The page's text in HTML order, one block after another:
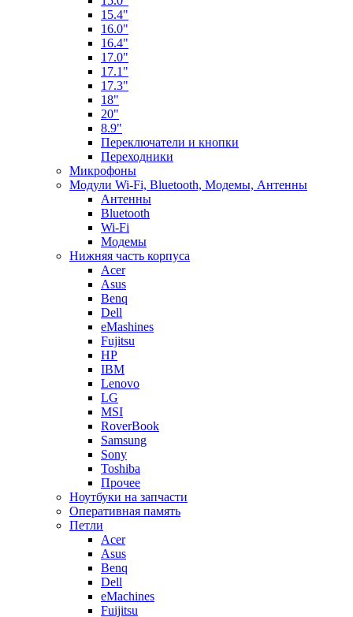
15.4"
16.0"
16.4"
17.0"
17.1"
17.3"
18"
20"
8.9"
Переключатели и кнопки
Переходники
Микрофоны
Модули Wi-Fi, Bluetooth, Модемы, Антенны
Aнтенны
Bluetooth
Wi-Fi
Модемы
Нижняя часть корпуса
Acer
Asus
Benq
Dell
eMashines
Fujitsu
HP
IBM
Lenovo
LG
MSI
RoverBook
Samsung
Sony
Toshiba
Прочее
Ноутбуки на запчасти
Оперативная память
Петли
Acer
Asus
Benq
Dell
eMachines
Fuijitsu